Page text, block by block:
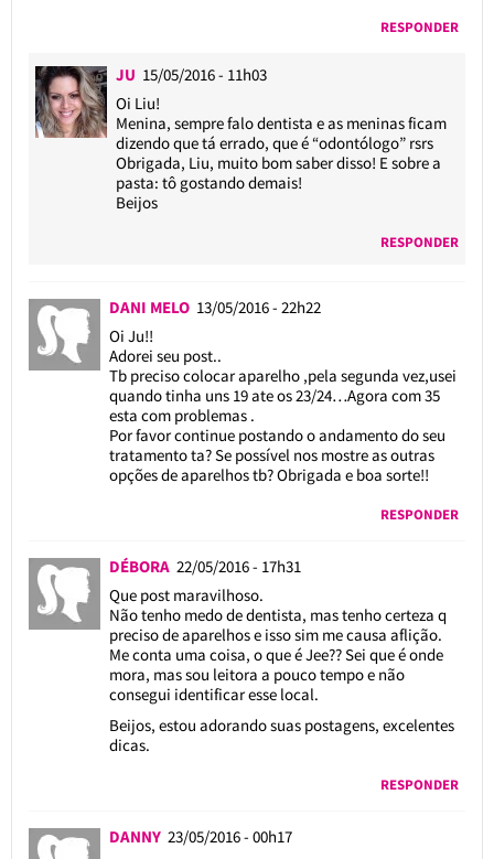
RESPONDER
JU 15/05/2016 - 11h03
Oi Liu!
Menina, sempre falo dentista e as meninas ficam
dizendo que tá errado, que é “odontólogo” rsrs
Obrigada, Liu, muito bom saber disso! E sobre a
pasta: tô gostando demais!
Beijos
RESPONDER
DANI MELO 13/05/2016 - 22h22
Oi Ju!!
Adorei seu post..
Tb preciso colocar aparelho ,pela segunda vez,usei
quando tinha uns 19 ate os 23/24…Agora com 35
esta com problemas .
Por favor continue postando o andamento do seu
tratamento ta? Se possível nos mostre as outras
opções de aparelhos tb? Obrigada e boa sorte!!
RESPONDER
DÉBORA 22/05/2016 - 17h31
Que post maravilhoso.
Não tenho medo de dentista, mas tenho certeza q
preciso de aparelhos e isso sim me causa aflição.
Me conta uma coisa, o que é Jee?? Sei que é onde
mora, mas sou leitora a pouco tempo e não
consegui identificar esse local.
Beijos, estou adorando suas postagens, excelentes
dicas.
RESPONDER
DANNY 23/05/2016 - 00h17